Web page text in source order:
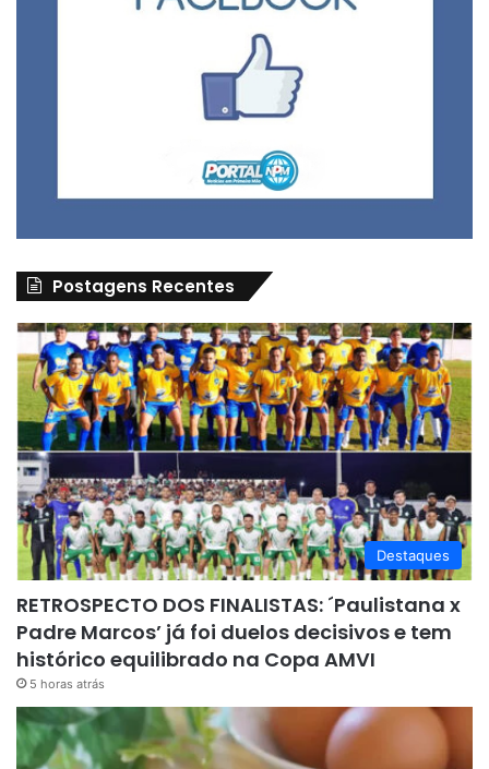
Postagens Recentes
Destaques
RETROSPECTO DOS FINALISTAS: ´Paulistana x
Padre Marcos’ já foi duelos decisivos e tem
histórico equilibrado na Copa AMVI
5 horas atrás